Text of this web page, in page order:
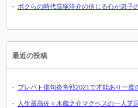
ボクらの時代窪塚洋介の信じる心が息子
最近の投稿
プレバト俳句炎帝戦2021で才能あり一度
人生最高佐々木蔵之介マクベスの一人芝